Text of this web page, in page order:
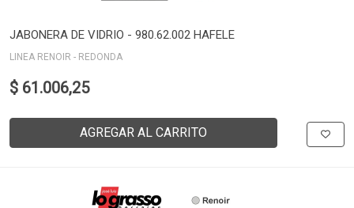
JABONERA DE VIDRIO - 980.62.002 HAFELE
LINEA RENOIR - REDONDA
$ 61.006,25
AGREGAR AL CARRITO